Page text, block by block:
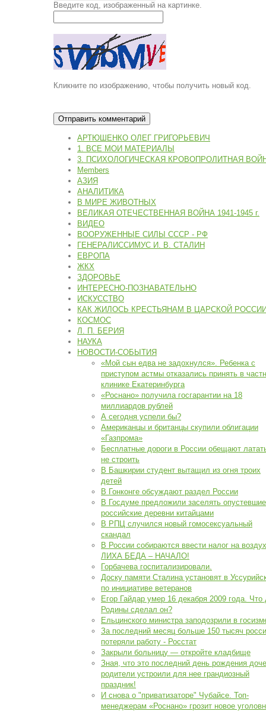
Введите код, изображенный на картинке.
Кликните по изображению, чтобы получить новый код.
АРТЮШЕНКО ОЛЕГ ГРИГОРЬЕВИЧ
1. ВСЕ МОИ МАТЕРИАЛЫ
3. ПСИХОЛОГИЧЕСКАЯ КРОВОПРОЛИТНАЯ
Members
АЗИЯ
АНАЛИТИКА
В МИРЕ ЖИВОТНЫХ
ВЕЛИКАЯ ОТЕЧЕСТВЕННАЯ ВОЙНА 1941-1945 г.
ВИДЕО
ВООРУЖЕННЫЕ СИЛЫ СССР - РФ
ГЕНЕРАЛИССИМУС И. В. СТАЛИН
ЕВРОПА
ЖКХ
ЗДОРОВЬЕ
ИНТЕРЕСНО-ПОЗНАВАТЕЛЬНО
ИСКУССТВО
КАК ЖИЛОСЬ КРЕСТЬЯНАМ В ЦАРСКОЙ
КОСМОС
Л. П. БЕРИЯ
НАУКА
НОВОСТИ-СОБЫТИЯ
«Мой сын едва не задохнулся». Ребенка с
приступом астмы отказались принять в
клинике Екатеринбурга
«Роснано» получила госгарантии на 18
миллиардов рублей
А сегодня успели бы?
Американцы и британцы скупили облигации
«Газпрома»
Бесплатные дороги в России обещают
не строить
В Башкирии студент вытащил из огня троих
детей
В Гонконге обсуждают раздел России
В Госдуме предложили заселять опустевшие
российские деревни китайцами
В РПЦ случился новый гомосексуальный
скандал
В России собираются ввести налог на
ЛИХА БЕДА – НАЧАЛО!
Горбачева госпитализировали.
Доску памяти Сталина установят в
по инициативе ветеранов
Егор Гайдар умер 16 декабря 2009 года. Что
Родины сделал он?
Ельцинского министра заподозрили в
За последний месяц больше 150 тысяч
потеряли работу - Росстат
Закрыли больницу — откройте кладбище
Зная, что это последний день рождения
родители устроили для нее грандиозный
праздник!
И снова о "приватизаторе" Чубайсе. Топ-
менеджерам «Роснано» грозит новое